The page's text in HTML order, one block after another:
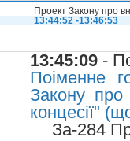
Проект Закону про
13:44:52 -13:46:53
13:45:09 -
Поіменне
Закону
концесії"
За-284